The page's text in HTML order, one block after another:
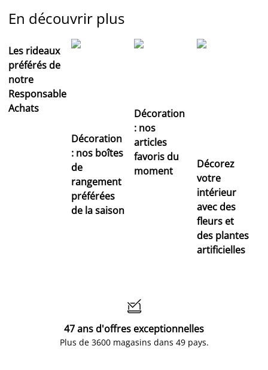
En découvrir plus
Les rideaux
préférés de
notre
Responsable
Achats
Décoration
: nos boîtes
de
rangement
préférées
de la saison
Décoration
: nos
articles
favoris du
moment
Décorez
votre
intérieur
avec des
fleurs et
des plantes
artificielles

47 ans d'offres exceptionnelles
Plus de 3600 magasins dans 49 pays.